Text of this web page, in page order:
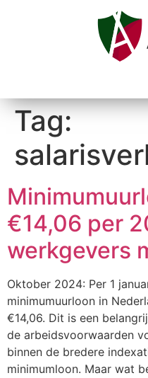
Tag:
€14,06 per
werkgevers
Oktober 2024: Per 1
minimumuurloon in
€14,06. Dit is een
de arbeidsvoorwaarden
binnen de bredere
minimumloon. Maar wat